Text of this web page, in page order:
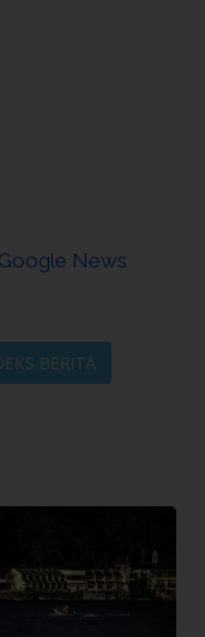
Google News
BERITA